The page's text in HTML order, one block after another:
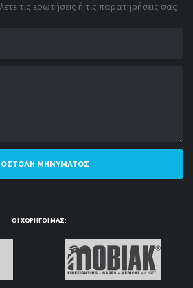
τις ερωτήσεις ή τις παρατηρήσεις σας
ΜΗΝΎΜΑΤΟΣ
ΟΙ ΧΟΡΗΓΟΊ ΜΑΣ: